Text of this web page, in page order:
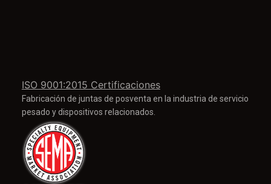
ISO 9001:2015 Certificaciones
Fabricación de juntas de posventa en la industria de servicio
pesado y dispositivos relacionados.